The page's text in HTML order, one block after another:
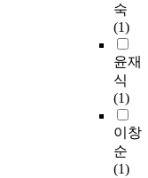
숙
(1)
윤재
식
(1)
이창
순
(1)